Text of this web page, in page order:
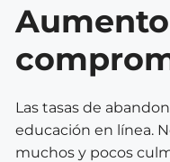
Las tasas de
educación en línea.
muchos y pocos